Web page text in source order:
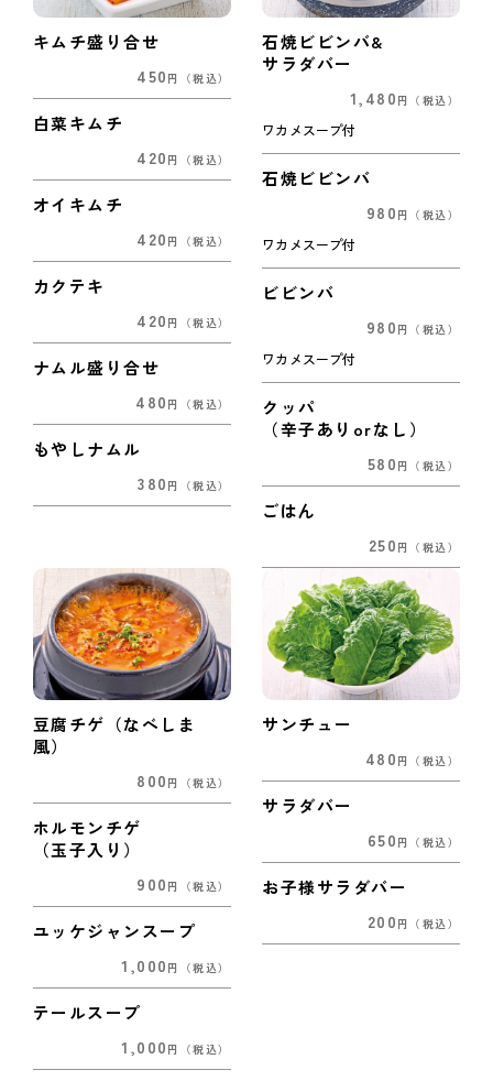
キムチ盛り合せ
450 円 （税込）
白菜キムチ
420 円 （税込）
オイキムチ
420 円 （税込）
カクテキ
420 円 （税込）
ナムル盛り合せ
480 円 （税込）
もやしナムル
380 円 （税込）
石焼ビビンバ&
サラダバー
1,480 円 （税込）
ワカメスープ付
石焼ビビンバ
980 円 （税込）
ワカメスープ付
ビビンバ
980 円 （税込）
ワカメスープ付
クッパ
（辛子ありorなし）
580 円 （税込）
ごはん
250 円 （税込）
豆腐チゲ（なべしま
風）
800 円 （税込）
ホルモンチゲ
（玉子入り）
900 円 （税込）
ユッケジャンスープ
1,000 円 （税込）
テールスープ
1,000 円 （税込）
サンチュー
480 円 （税込）
サラダバー
650 円 （税込）
お子様サラダバー
200 円 （税込）